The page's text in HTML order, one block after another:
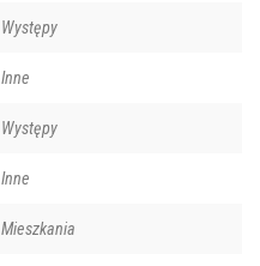
Występy
Inne
Występy
Inne
Mieszkania